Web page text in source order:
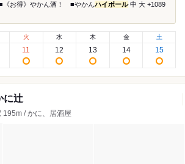
お得》やかん酒！ ■やかんハイボール中 大 +1089
火
11
水
12
木
13
金
14
土
15
に辻
195m / かに、居酒屋